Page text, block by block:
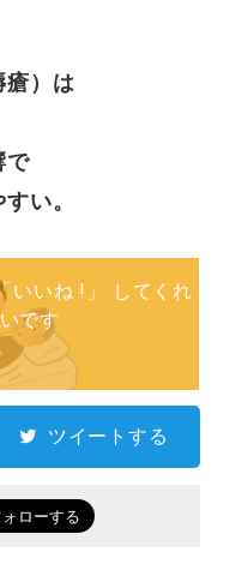
瘡）は
で
い。
いいね !」 してくれ
です
ツイートする